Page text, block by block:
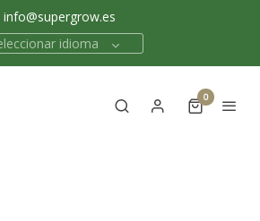
info@supergrow.es
idioma
0